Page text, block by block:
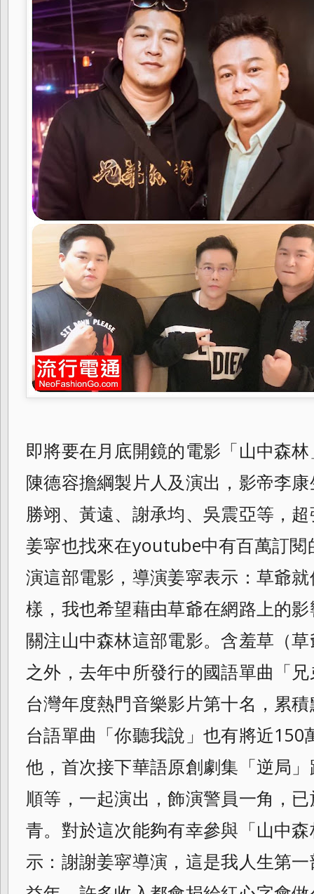
即將要在月底開鏡的電影「山中森
陳德容擔綱製片人及演出，影帝李
勝翊、黃遠、謝承均、吳震亞等，
姜寜也找來在youtube中有百萬訂閱
演這部電影，導演姜寜表示： 草爺
樣， 我也希望藉由草爺在網路上的
關注山中森林這部電影。含羞草（
之外，去年中所發行的國語單曲「
台灣年度熱門音樂影片第十名， 累
台語單曲「你聽我說」 也有將近150
他，首次接下華語原創劇集「逆局
順等，一起演出，飾演警員一角，
青。對於這次能夠有幸參與「山中
示：謝謝姜寜導演，這是我人生第